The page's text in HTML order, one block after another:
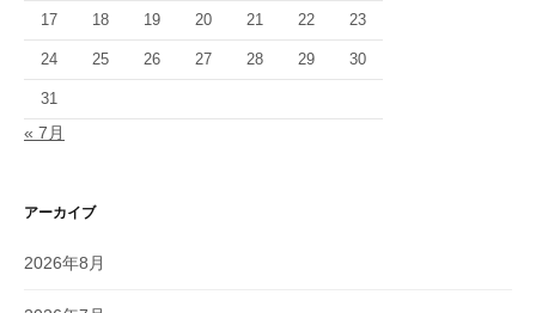
17 18 19 20 21 22 23
24 25 26 27 28 29 30
31
« 7月
アーカイブ
2026年8月